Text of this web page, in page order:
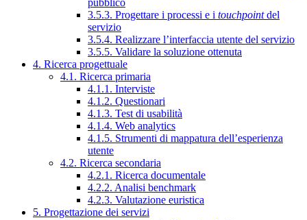
pubblico
3.5.3. Progettare i processi e i touchpointdel
servizio
3.5.4. Realizzare l’interfaccia utente del servizio
3.5.5. Validare la soluzione ottenuta
4. Ricerca progettuale
4.1. Ricerca primaria
4.1.1. Interviste
4.1.2. Questionari
4.1.3. Test di usabilità
4.1.4. Web analytics
4.1.5. Strumenti di mappatura dell’esperienza
utente
4.2. Ricerca secondaria
4.2.1. Ricerca documentale
4.2.2. Analisi benchmark
4.2.3. Valutazione euristica
5. Progettazione dei servizi